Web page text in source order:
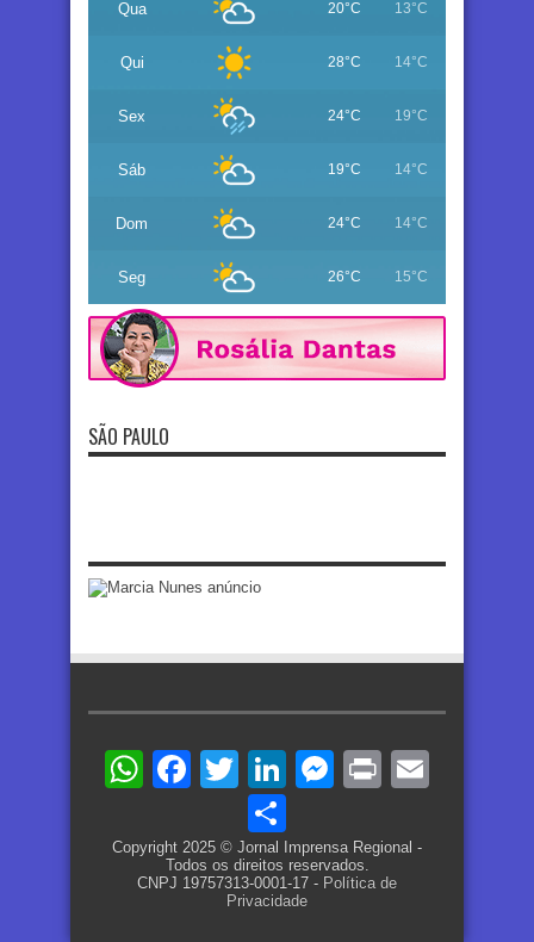
Qua 20°C 13°C
Qui 28°C 14°C
Sex 24°C 19°C
Sáb 19°C 14°C
Dom 24°C 14°C
Seg 26°C 15°C
SÃO PAULO
WhatsApp
Facebook
TwitterLinkedIn
Messenger
Print
Copyright 2025 © Jornal Imprensa Regional -
Todos os direitos reservados.
CNPJ 19757313-0001-17 - Política de
Privacidade